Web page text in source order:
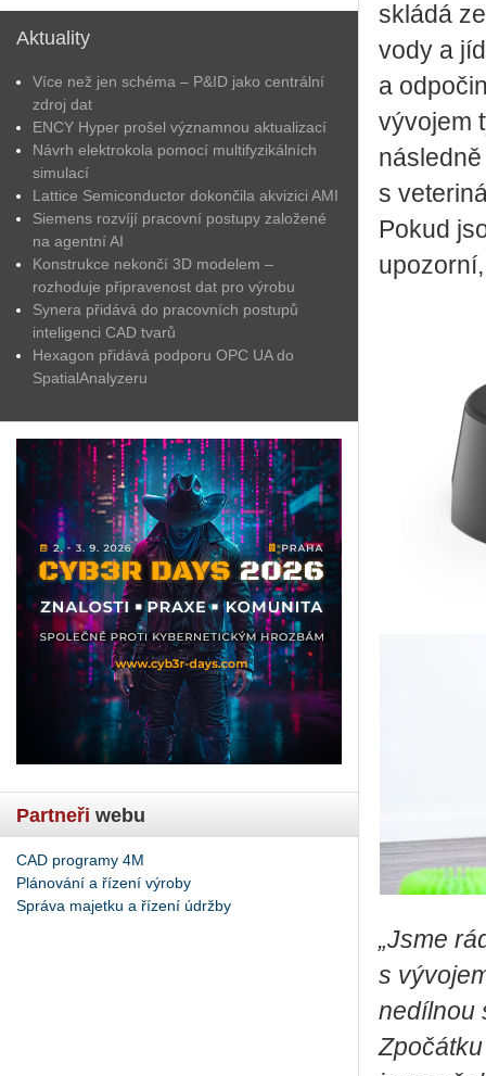
Aktuality
Více než jen schéma – P&ID jako centrální
zdroj dat
ENCY Hyper prošel významnou aktualizací
Návrh elektrokola pomocí multifyzikálních
simulací
Lattice Semiconductor dokončila akvizici AMI
Siemens rozvíjí pracovní postupy založené
na agentní AI
Konstrukce nekončí 3D modelem –
rozhoduje připravenost dat pro výrobu
Synera přidává do pracovních postupů
inteligenci CAD tvarů
Hexagon přidává podporu OPC UA do
SpatialAnalyzeru
Partneři webu
CAD programy 4M
Plánování a řízení výroby
Správa majetku a řízení údržby
skládá
vody a
a
vývojem
s
Pokud
„Jsme
s
nedílnou